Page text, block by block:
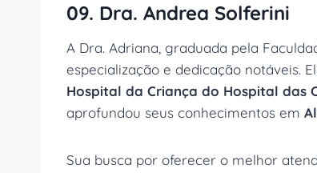
09. Dra. Andrea Solferini
A Dra. Adriana, graduada pela
especialização e dedicação notáveis.
Hospital da Criança do Hospital das
aprofundou seus conhecimentos em
Sua busca por oferecer o melhor